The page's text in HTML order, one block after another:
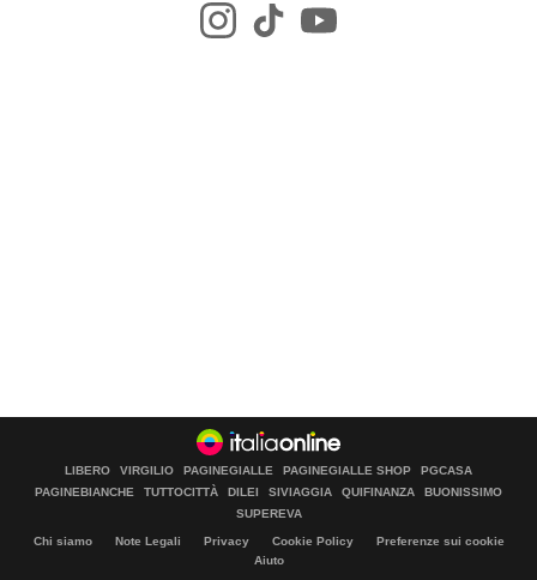
LIBERO VIRGILIO PAGINEGIALLE PAGINEGIALLE SHOP
PGCASA
PAGINEBIANCHE
TUTTOCITTÀ DILEI SIVIAGGIA QUIFINANZA
BUONISSIMO
SUPEREVA
Chi siamo Note Legali Privacy Cookie Policy
Preferenze sui cookie
Aiuto